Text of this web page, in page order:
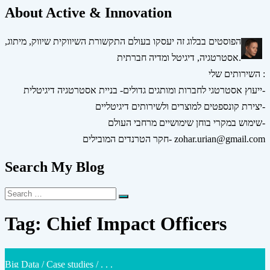
About Active & Innovation
הפוסטים בבלוג זה יעסקו בעולם התקשורת השיווקית שיווק, מיתוג,
אסטרטגיה, דיגיטל ומדיה חברתית.
השירותים שלי :
ייעוץ אסטרטגי לחברות ומותגים גדולים- בניית אסטרטגיה דיגיטלית-
יצירת קונספטים למוצרים ולשירותים דיגיטליים-
שימוש במקרי בוחן שימושיים מרחבי העולם-
חקר הטרנדים המובילים- zohar.urian@gmail.com
Search My Blog
Search
for:
Search
Tag: Chief Impact Officers
Posted
Big Data /Case studies / . . .